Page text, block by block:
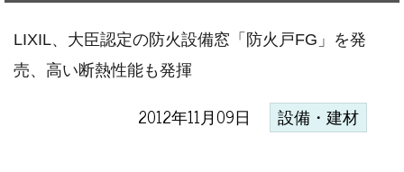
LIXIL、大臣認定の防火設備窓「防火戸FG」を発
売、高い断熱性能も発揮
2012年11月09日 設備・建材